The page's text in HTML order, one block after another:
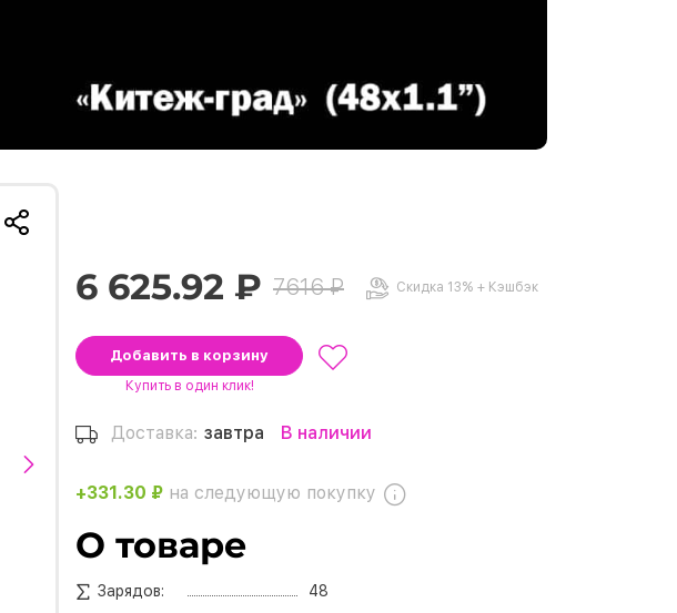
6 625.92 ₽ 7616 ₽ Скидка 13% + Кэшбэк
Добавить в корзину
Купить в один клик!
Доставка: завтра В наличии
+331.30 ₽ на следующую покупку
О товаре
Зарядов:
48